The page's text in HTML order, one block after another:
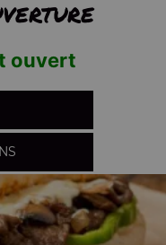
ouvert